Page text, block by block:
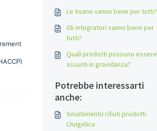
Le tisane vanno bene per tutti?
Gli integratori vanno bene per
tutti?
Quali prodotti possono essere
assunti in gravidanza?
Potrebbe interessarti
anche:
Smaltimento rifiuti prodotti
L'Angelica